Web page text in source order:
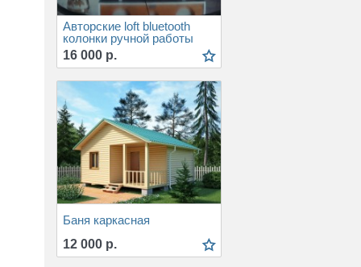
Авторские loft bluetooth
колонки ручной работы
16 000 р.
Баня каркасная
12 000 р.